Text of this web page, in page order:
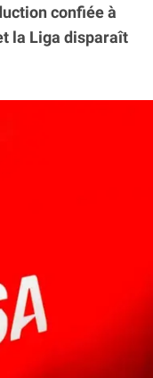
confiée à
la Liga disparaît